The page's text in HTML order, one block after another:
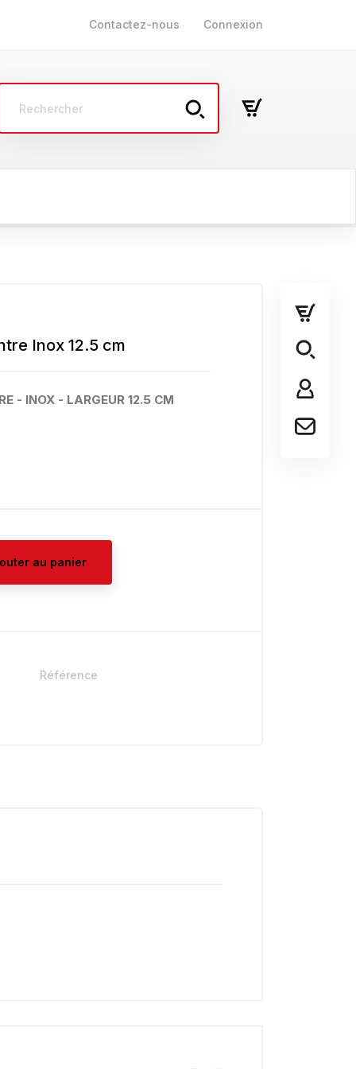
Contactez-nous Connexion
Plastique
Inox 12.5 cm
- INOX - LARGEUR 12.5 CM
au panier
Référence